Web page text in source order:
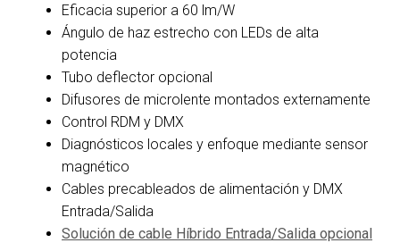
Eficacia superior a 60 lm/W
Ángulo de haz estrecho con LEDs de alta
potencia
Tubo deflector opcional
Difusores de microlente montados externamente
Control RDM y DMX
Diagnósticos locales y enfoque mediante sensor
magnético
Cables precableados de alimentación y DMX
Entrada/Salida
Solución de cable Híbrido Entrada/Salida opcional